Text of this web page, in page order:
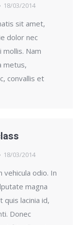
18/03/2014
sit amet,
dolor nec
Nam
metus,
convallis et
18/03/2014
vehicula odio. In
magna
quis lacinia id,
Donec